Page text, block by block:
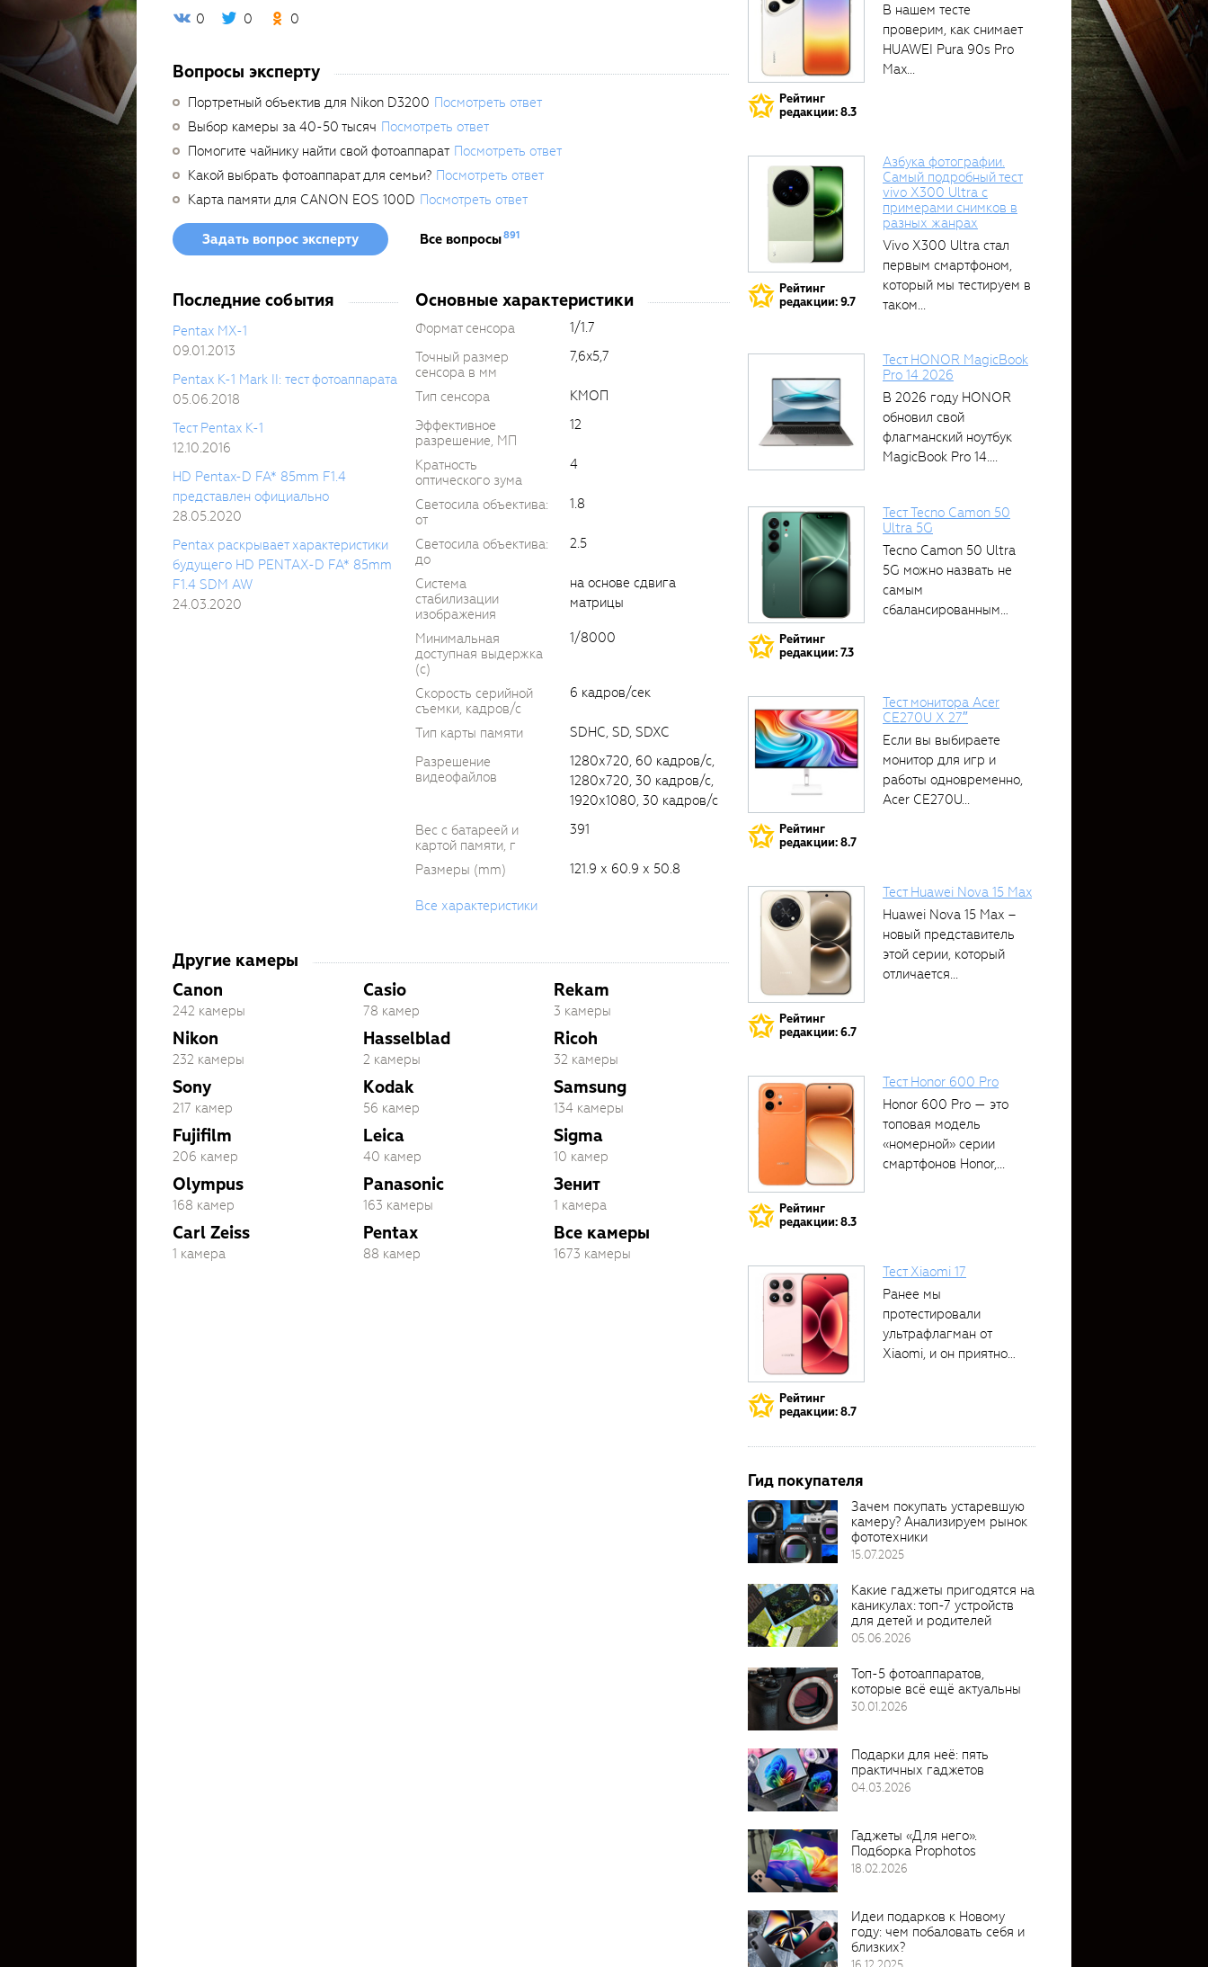
0 0 0
Вопросы эксперту
Портретный объектив для Nikon D3200 Посмотреть ответ
Выбор камеры за 40-50 тысяч Посмотреть ответ
Помогите чайнику найти свой фотоаппарат Посмотреть ответ
Какой выбрать фотоаппарат для семьи? Посмотреть ответ
Карта памяти для CANON EOS 100D Посмотреть ответ
Задать вопрос эксперту Все вопросы891
Последние события
Pentax MX-1
09.01.2013
Pentax K-1 Mark II: тест фотоаппарата
05.06.2018
Тест Pentax K-1
12.10.2016
HD Pentax-D FA* 85mm F1.4
представлен официально
28.05.2020
Pentax раскрывает характеристики
будущего HD PENTAX-D FA* 85mm
F1.4 SDM AW
24.03.2020
Основные характеристики
Формат сенсора
1/1.7
Точный размер
сенсора в мм
7,6x5,7
Тип сенсора
КМОП
Эффективное
разрешение, МП
12
Кратность
оптического зума
4
Светосила объектива:
от
1.8
Светосила объектива:
до
2.5
Система
стабилизации
изображения
на основе сдвига
матрицы
Минимальная
доступная выдержка
(c)
1/8000
Скорость серийной
съемки, кадров/с
6 кадров/сек
Тип карты памяти
SDHC, SD, SDXC
Разрешение
видеофайлов
1280х720, 60 кадров/с,
1280х720, 30 кадров/с,
1920х1080, 30 кадров/с
Вес с батареей и
картой памяти, г
391
Размеры (mm) 121.9 х 60.9 х 50.8
Все характеристики
Другие камеры
Canon
242 камеры
Nikon
232 камеры
Sony
217 камер
Fujifilm
206 камер
Olympus
168 камер
Carl Zeiss
1 камера
Casio
78 камер
Hasselblad
2 камеры
Kodak
56 камер
Leica
40 камер
Panasonic
163 камеры
Pentax
88 камер
Rekam
3 камеры
Ricoh
32 камеры
Samsung
134 камеры
Sigma
10 камер
Зенит
1 камера
Все камеры
1673 камеры
Рейтинг
редакции: 8.3
В нашем тесте
проверим, как снимает
HUAWEI Pura 90s Pro
Max...
Рейтинг
редакции: 9.7
Азбука фотографии.
Самый подробный тест
vivo X300 Ultra с
примерами снимков в
разных жанрах
Vivo X300 Ultra стал
первым смартфоном,
который мы тестируем в
таком...
Тест HONOR MagicBook
Pro 14 2026
В 2026 году HONOR
обновил свой
флагманский ноутбук
MagicBook Pro 14....
Рейтинг
редакции: 7.3
Тест Tecno Camon 50
Ultra 5G
Tecno Camon 50 Ultra
5G можно назвать не
самым
сбалансированным
Рейтинг
редакции: 8.7
Тест монитора Acer
CE270U X 27″
Если вы выбираете
монитор для игр и
работы одновременно,
Acer CE270U...
Рейтинг
редакции: 6.7
Тест Huawei Nova 15 Max
Huawei Nova 15 Max –
новый представитель
этой серии, который
отличается...
Рейтинг
редакции: 8.3
Тест Honor 600 Pro
Honor 600 Pro — это
топовая модель
«номерной» серии
смартфонов Honor,...
Рейтинг
редакции: 8.7
Тест Xiaomi 17
Ранее мы
протестировали
ультрафлагман от
Xiaomi, и он приятно
Гид покупателя
Зачем покупать устаревшую
камеру? Анализируем рынок
фототехники
15.07.2025
Какие гаджеты пригодятся на
каникулах: топ-7 устройств
для детей и родителей
05.06.2026
Топ-5 фотоаппаратов,
которые всё ещё актуальны
30.01.2026
Подарки для неё: пять
практичных гаджетов
04.03.2026
Гаджеты «Для него».
Подборка Prophotos
18.02.2026
Идеи подарков к Новому
году: чем побаловать себя и
близких?